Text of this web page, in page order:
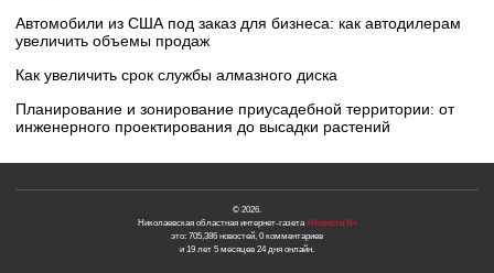
Автомобили из США под заказ для бизнеса: как автодилерам
увеличить объемы продаж
Как увеличить срок службы алмазного диска
Планирование и зонирование приусадебной территории: от
инженерного проектирования до высадки растений
© 2026.
Николаевская областная интернет-газета«Новости N»
это: 705,386 новостей, 0 комментариев
и 19 лет 5 месяцев 24 дня онлайн.